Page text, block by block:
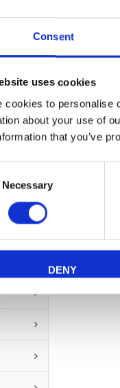
Consent
uses cookies
cookies to personalise
about your use of
that you’ve
Necessary
DENY